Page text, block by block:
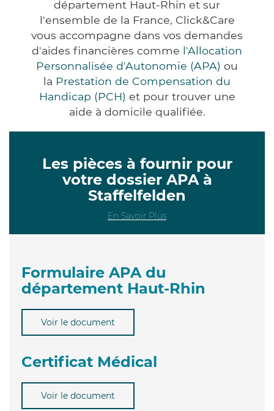
département Haut-Rhin et sur
l'ensemble de la France, Click&Care
vous accompagne dans vos demandes
d'aides financières comme l'Allocation
Personnalisée d'Autonomie (APA) ou
la Prestation de Compensation du
Handicap (PCH) et pour trouver une
aide à domicile qualifiée.
Les pièces à fournir pour
votre dossier APA à
Staffelfelden
En Savoir Plus
Formulaire APA du
département Haut-Rhin
Voir le document
Certificat Médical
Voir le document